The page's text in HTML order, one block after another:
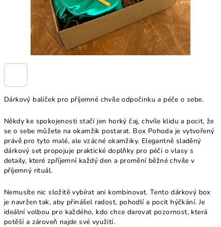
Dárkový balíček pro příjemné chvíle odpočinku a péče o sebe.
Někdy ke spokojenosti stačí jen horký čaj, chvíle klidu a pocit, že
se o sebe můžete na okamžik postarat. Box Pohoda je vytvořený
právě pro tyto malé, ale vzácné okamžiky. Elegantně sladěný
dárkový set propojuje praktické doplňky pro péči o vlasy s
detaily, které zpříjemní každý den a promění běžné chvíle v
příjemný rituál.
Nemusíte nic složitě vybírat ani kombinovat. Tento dárkový box
je navržen tak, aby přinášel radost, pohodlí a pocit hýčkání. Je
ideální volbou pro každého, kdo chce darovat pozornost, která
potěší a zároveň najde své využití.